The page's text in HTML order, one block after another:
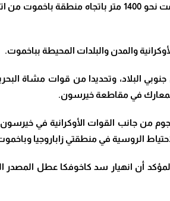
المتحدث باسم قيادة عمليات شرق أوكرانيا سيرهي تشيريفاتي إن
.
البلاد، وتحديدا من قوات مشاة
.
من جانب القوات الأوكرانية في
الروسية في منطقتي زاباروجيا
أن انهيار سد كاخوفكا عطل